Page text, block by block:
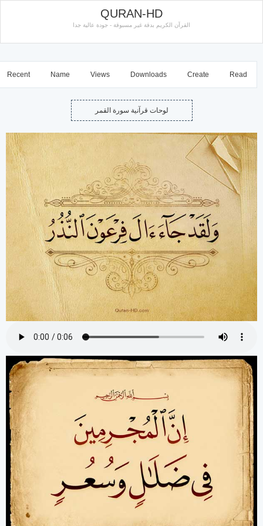
QURAN-HD
القرآن الكريم بدقة غير مسبوقة - جودة عالية جدا
Recent Name Views Downloads Create Read
لوحات قرآنية سورة القمر